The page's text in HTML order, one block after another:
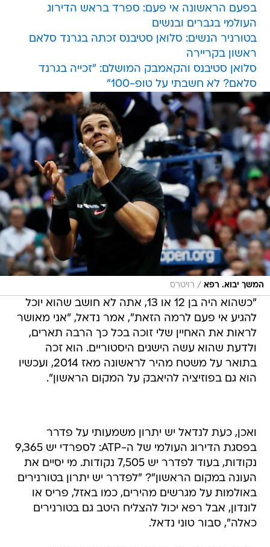
בפעם הראשונה אי פעם: ספרד בראש הדירוג
העולמי בגברים ובנשים
בטורניר הנשים: סלואן סטיבנס זכתה בגרנד סלאם
ראשון בקריירה
סלואן סטיבנס והקאמבק המושלם: "זכייה בגרנד
סלאם? לא חשבתי על טופ-100"
המשך יבוא. רפא / רויטרס
"כשהוא היה בן 12 או 13, אתה לא חושב שהוא יוכל
להגיע אי פעם לרמה הזאת", אמר נדאל, "אני מאושר
לראות את האחיין שלי זוכה בכל כך הרבה תארים,
ולדעת שהוא עשה הישגים היסטוריים. הוא זכה
בתואר על משטח מהיר לראשונה מאז 2014, ועכשיו
הוא גם בפוזיציה להיאבק על המקום הראשון".
ואכן, כעת לנדאל יש יתרון משמעותי על פדרר
בפסגת הדירוג העולמי של ה-ATP: לספרדי יש 9,365
נקודות, בעוד לפדרר יש 7,505 נקודות. מי יסיים את
העונה במקום הראשון"? "לפדרר יש יתרון בטורנירים
באולמות על מגרשים מהירים, כמו באזל, פריס או
לונדון, אבל רפא יכול להצליח היטב גם בטורנירים
כאלה", סבור טוני נדאל.